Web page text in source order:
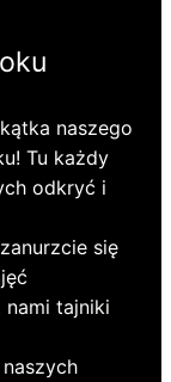
naszego
Tu każdy
odkryć i
się
tajniki